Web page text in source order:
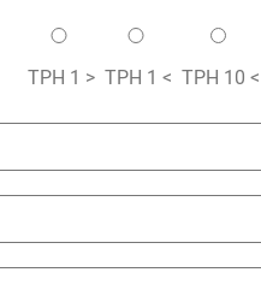
> 10 TPH
> 1 TPH
< 1 TPH